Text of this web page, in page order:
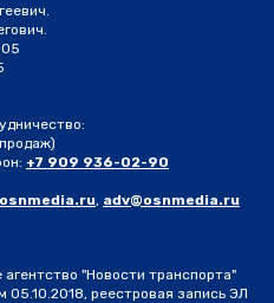
+7 909 936-02-90
, adv@osnmedia.ru
"Новости транспорта"
05.10.2018, реестровая запись ЭЛ